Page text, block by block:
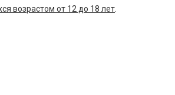
возрастом от 12 до 18 лет